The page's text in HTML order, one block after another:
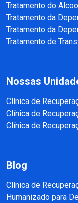
Tratamento do
Tratamento da
Tratamento da
Tratamento de
Nossas
Clínica de
Clínica de
Clínica de
Blog
Clínica de
Humanizado para